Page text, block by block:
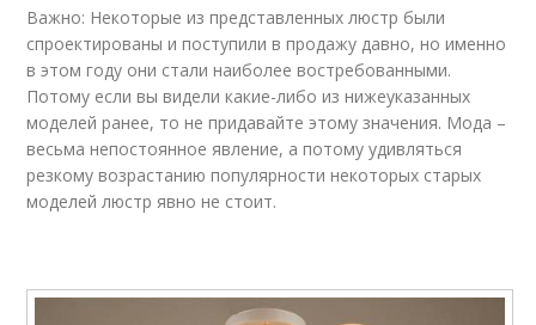
Важно: Некоторые из представленных люстр были
спроектированы и поступили в продажу давно, но именно
в этом году они стали наиболее востребованными.
Потому если вы видели какие-либо из нижеуказанных
моделей ранее, то не придавайте этому значения. Мода –
весьма непостоянное явление, а потому удивляться
резкому возрастанию популярности некоторых старых
моделей люстр явно не стоит.